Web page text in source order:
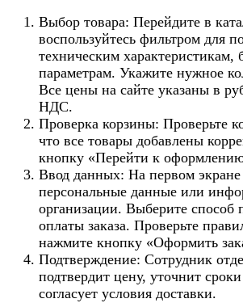
Выбор товара: Перейдите в
воспользуйтесь фильтром для
техническим характеристикам,
параметрам. Укажите нужное
Все цены на сайте указаны в
НДС.
Проверка корзины: Проверьте
что все товары добавлены
кнопку «Перейти к
Ввод данных: На первом экране
персональные данные или
организации. Выберите способ
оплаты заказа. Проверьте
нажмите кнопку «Оформить
Подтверждение: Сотрудник
подтвердит цену, уточнит
согласует условия доставки.